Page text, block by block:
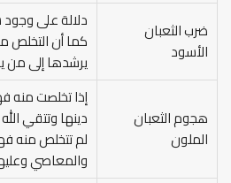
ضرب الثعبان
الأسود
دلالة على وجود
كما أن التخلص
يرشدها إلى من
هجوم الثعبان
الملون
إذا تخلصت منه
دينها وتتقي
لم تتخلص منه
والمعاصي